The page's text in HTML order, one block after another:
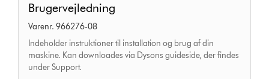
Brugervejledning
Varenr. 966276-08
Indeholder instruktioner til installation og brug af din
maskine. Kan downloades via Dysons guideside, der findes
under Support.